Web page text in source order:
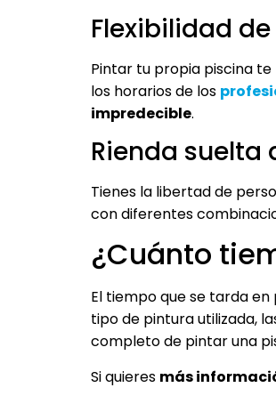
Flexibilidad
Pintar tu propia piscina
los horarios de los
impredecible.
Rienda
Tienes la libertad de
con diferentes
¿Cuánto
El tiempo que se tarda
tipo de pintura utilizada,
completo de pintar una
Si quieres más